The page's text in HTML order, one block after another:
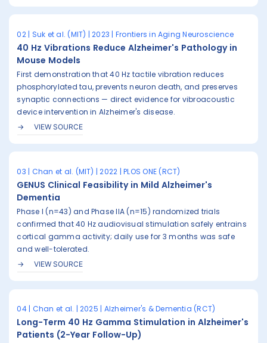
02 | Suk et al. (MIT) | 2023 | Frontiers in Aging Neuroscience
40 Hz Vibrations Reduce Alzheimer's Pathology in
Mouse Models
First demonstration that 40 Hz tactile vibration reduces
phosphorylated tau, prevents neuron death, and preserves
synaptic connections — direct evidence for vibroacoustic
device intervention in Alzheimer's disease.
VIEW SOURCE
03 | Chan et al. (MIT) | 2022 | PLOS ONE (RCT)
GENUS Clinical Feasibility in Mild Alzheimer's
Dementia
Phase I (n=43) and Phase IIA (n=15) randomized trials
confirmed that 40 Hz audiovisual stimulation safely entrains
cortical gamma activity; daily use for 3 months was safe
and well-tolerated.
VIEW SOURCE
04 | Chan et al. | 2025 | Alzheimer's & Dementia (RCT)
Long-Term 40 Hz Gamma Stimulation in Alzheimer's
Patients (2-Year Follow-Up)